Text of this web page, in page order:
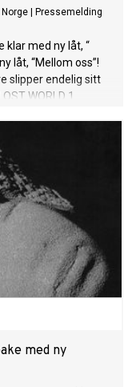
Pressemelding
klar med ny låt, “
låt, “Mellom oss”!
slipper endelig sitt
WORLD 1.
OF A LOST
er det første på
Studios i Wales.
Smith og
med Paul Corkett.
spilt for over 1,3
turneen med
GLORIOUS.
"TGIF” og
T-Pain og
Ehhthang
med ny